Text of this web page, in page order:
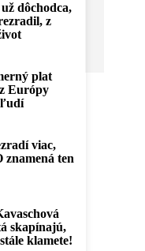
dôchodca,
z
plat
Európy
ľudí
viac,
znamená ten
skapínajú,
klamete!